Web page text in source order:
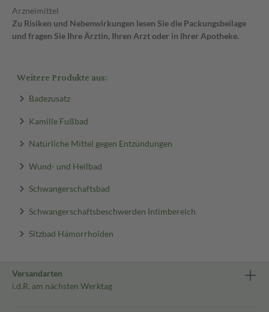
Arzneimittel
Zu Risiken und Nebenwirkungen lesen Sie die Packungsbeilage
und fragen Sie Ihre Ärztin, Ihren Arzt oder in Ihrer Apotheke.
Weitere Produkte aus:
Badezusatz
Kamille Fußbad
Natürliche Mittel gegen Entzündungen
Wund- und Heilbad
Schwangerschaftsbad
Schwangerschaftsbeschwerden Intimbereich
Sitzbad Hämorrhoiden
Versandarten
i.d.R. am nächsten Werktag